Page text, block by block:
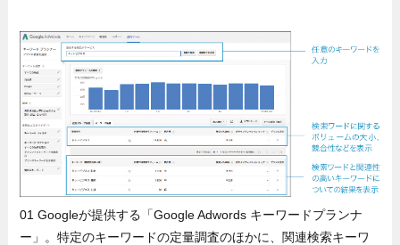
01 Googleが提供する「Google Adwords キーワードプランナ
ー」。特定のキーワードの定量調査のほかに、関連検索キーワ